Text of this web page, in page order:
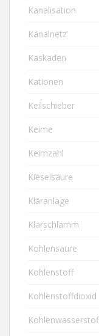
Kanalisation
Kanalnetz
Kaskaden
Kationen
Keilschieber
Keime
Keimzahl
Kieselsäure
Kläranlage
Klärschlamm
Kohlensäure
Kohlenstoff
Kohlenstoffdioxid